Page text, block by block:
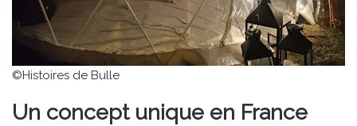
©Histoires de Bulle
Un concept unique en France